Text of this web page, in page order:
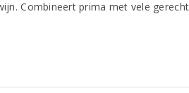
Combineert prima met vele